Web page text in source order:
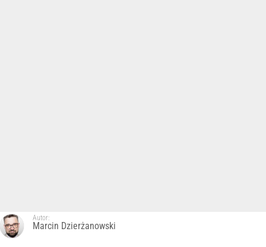
Autor:
Marcin Dzierżanowski